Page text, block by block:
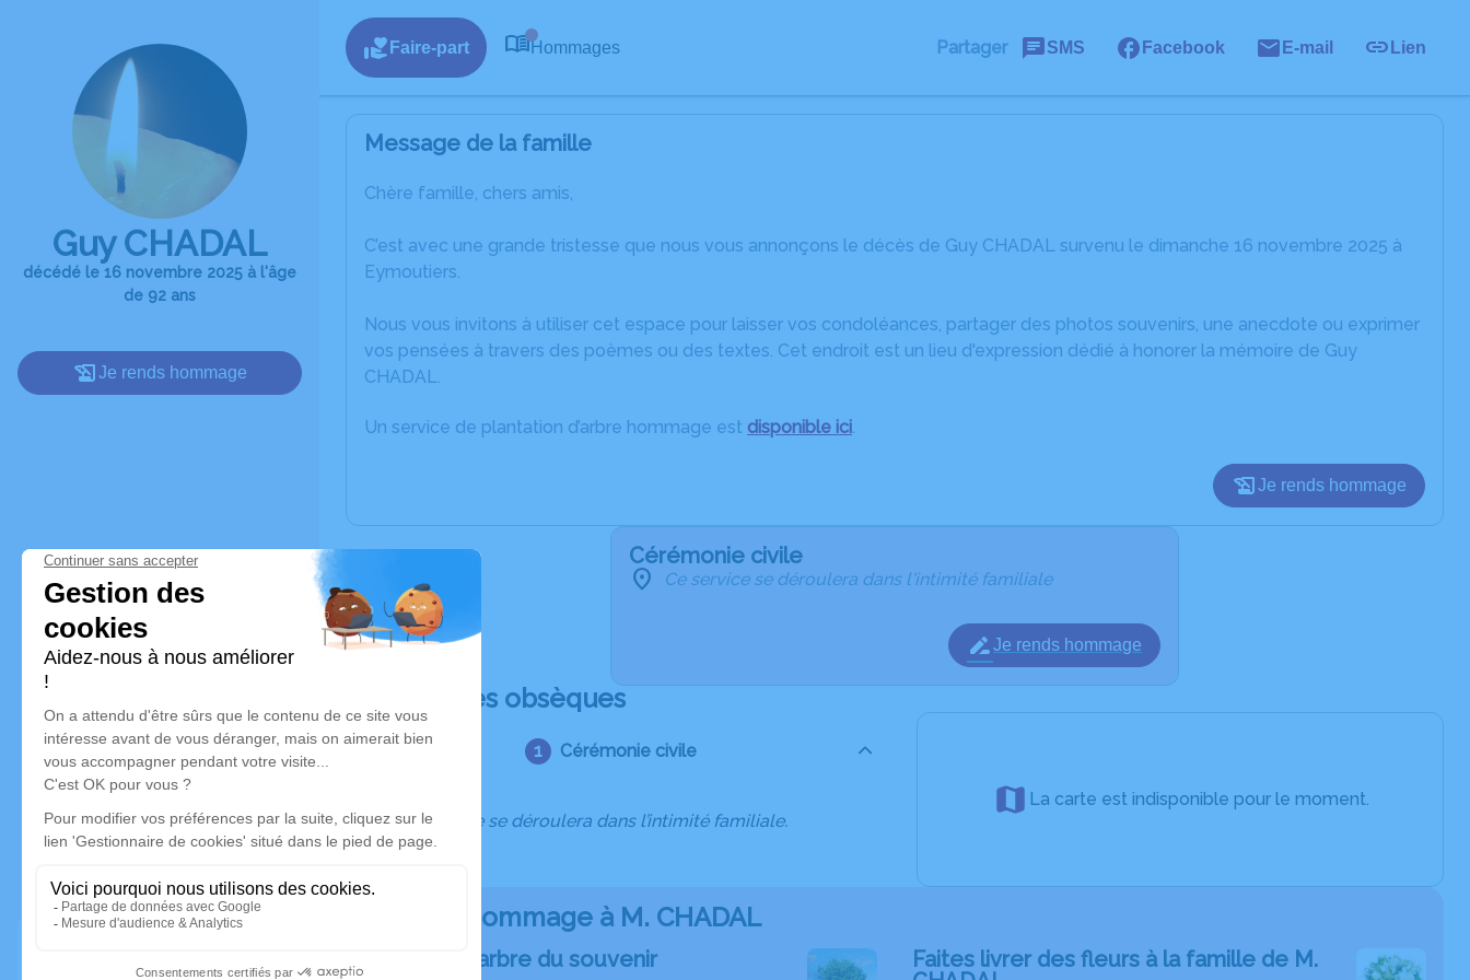
Guy CHADAL
décédé le 16 novembre 2025 à l'âge
de 92 ans
Je rends hommage
Faire-part Hommages Partager SMS Facebook E-mail Lien
Message de la famille
Chère famille, chers amis,
C’est avec une grande tristesse que nous vous annonçons le décès de Guy CHADAL survenu le dimanche 16 novembre 2025 à
Eymoutiers.
Nous vous invitons à utiliser cet espace pour laisser vos condoléances, partager des photos souvenirs, une anecdote ou exprimer
vos pensées à travers des poèmes ou des textes. Cet endroit est un lieu d'expression dédié à honorer la mémoire de Guy
CHADAL.
Un service de plantation d’arbre hommage est disponible ici.
Je rends hommage
Cérémonie civile
Ce service se déroulera dans l'intimité familiale
Je rends hommage
Déroulé des obsèques
Cérémonie civile
Ce service se déroulera dans l’intimité familiale.
La carte est indisponible pour le moment.
Rendez hommage à M. CHADAL
Plantez un arbre du souvenir
Faites livrer des fleurs à la famille de M.